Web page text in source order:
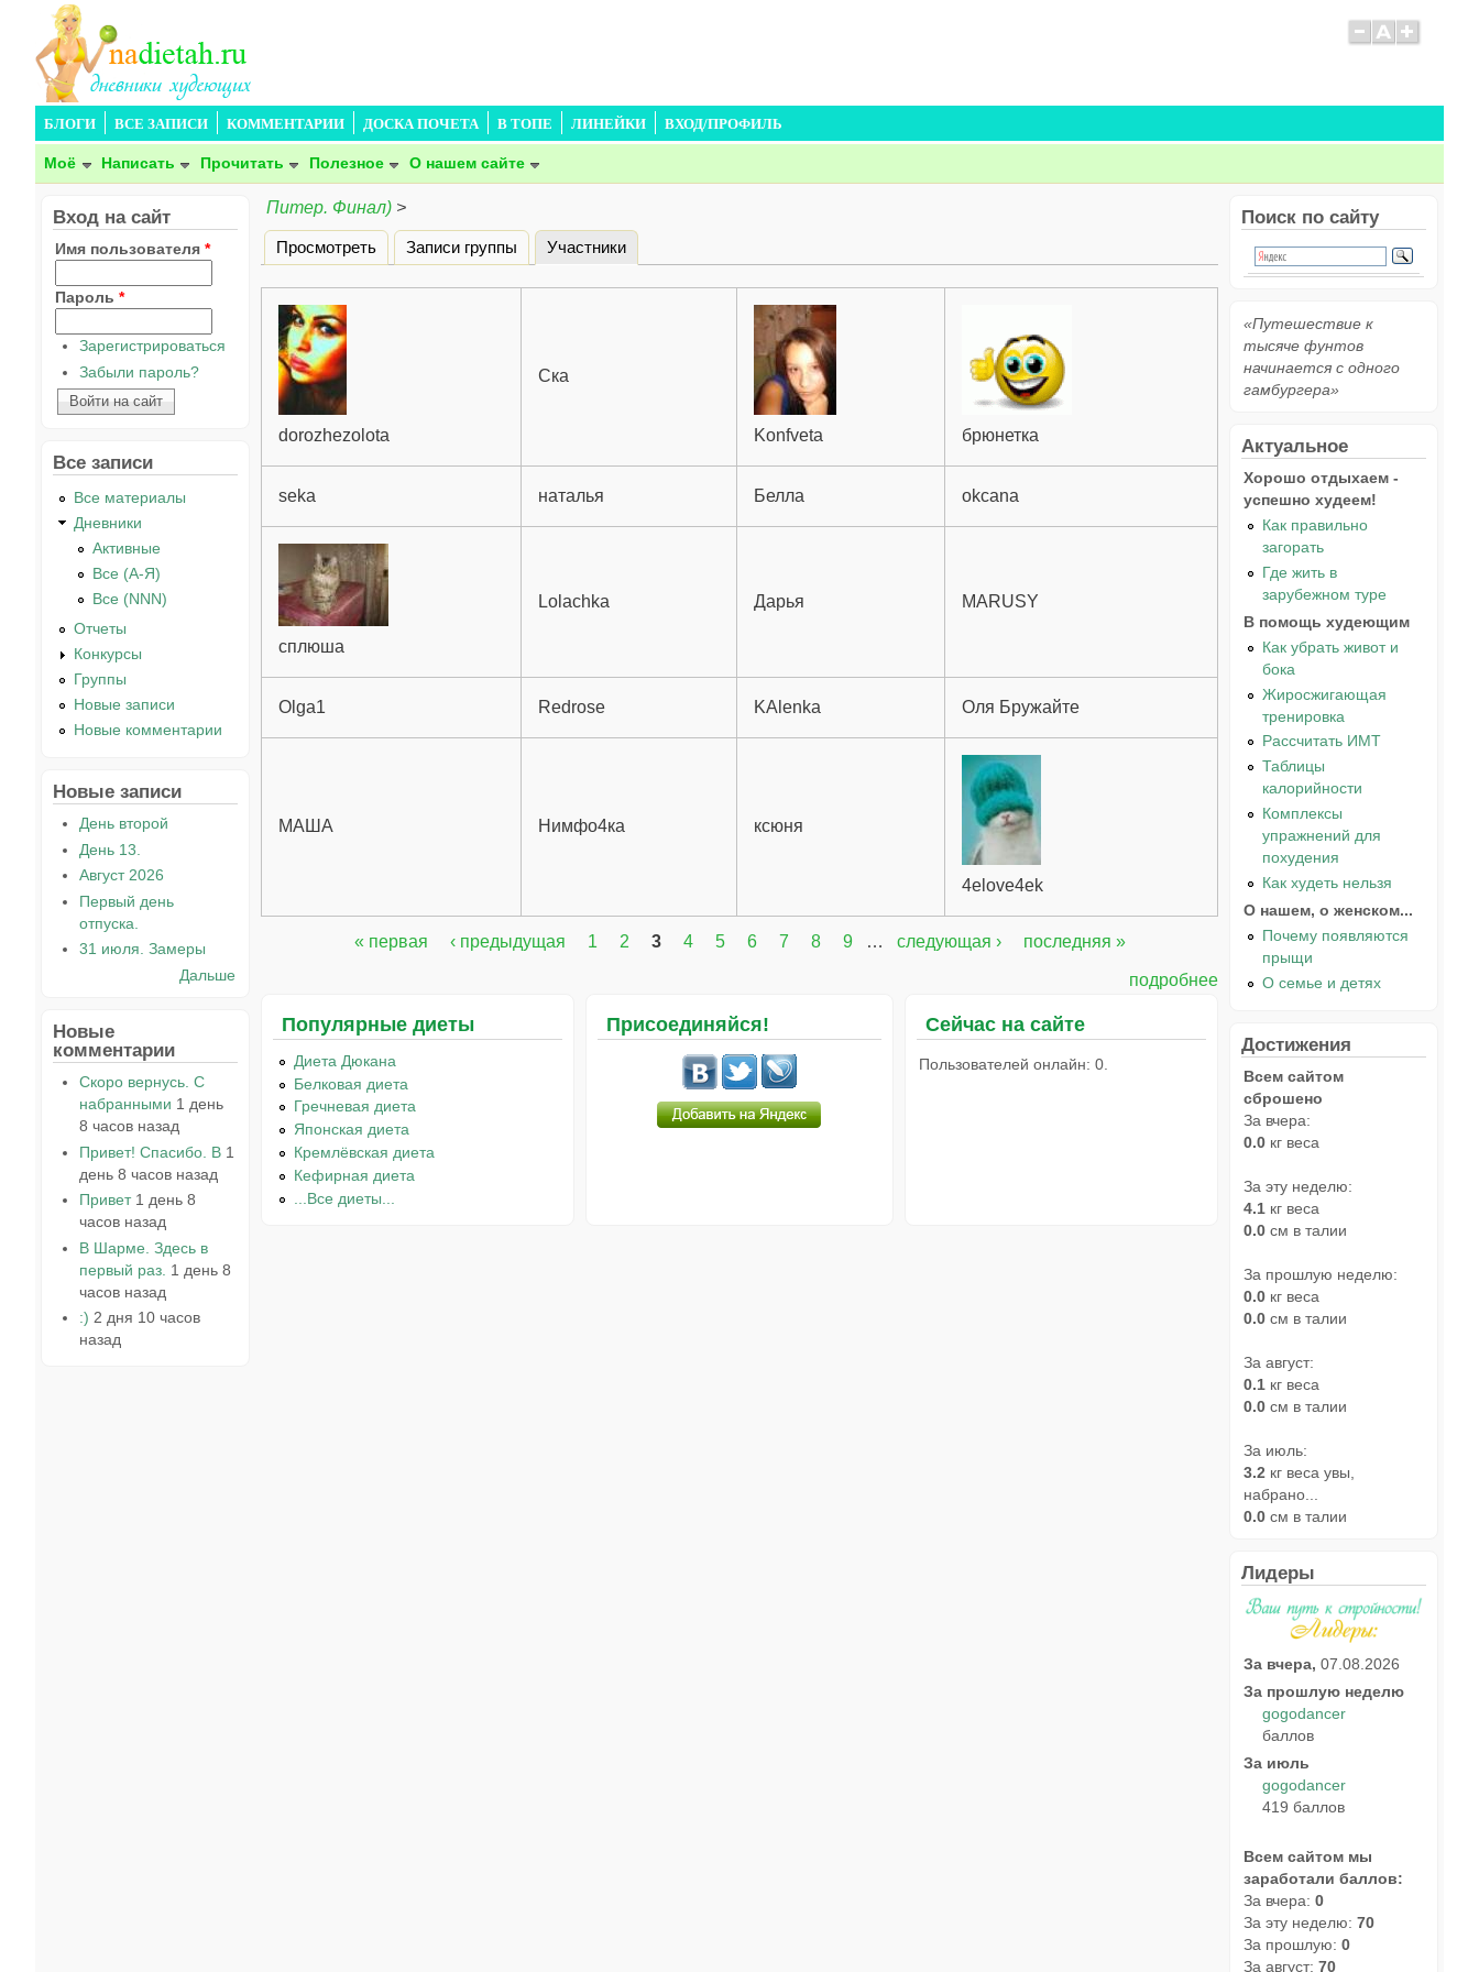
БЛОГИ ВСЕ ЗАПИСИ КОММЕНТАРИИ ДОСКА ПОЧЕТА В ТОПЕ ЛИНЕЙКИ ВХОД/ПРОФИЛЬ
Моё Написать Прочитать Полезное О нашем сайте
Питер. Финал) >
Главные вкладки
Просмотреть Записи группы Участники
dorozhezolota
Ска
Konfveta брюнетка
seka наталья Белла okcana
сплюша
Lolachka Дарья MARUSY
Olga1 Redrose KAlenka Оля Бружайте
МАША Нимфо4ка ксюня
4elove4ek
« первая ‹ предыдущая 1 2 3 4 5 6 7 8 9 … следующая › последняя »
подробнее
Популярные диеты
Диета Дюкана
Белковая диета
Гречневая диета
Японская диета
Кремлёвская диета
Кефирная диета
...Все диеты...
Присоединяйся! Сейчас на сайте
Пользователей онлайн: 0.
Вход на сайт
Имя пользователя *
Пароль *
Зарегистрироваться
Забыли пароль?
Все записи
Все материалы
Дневники
Активные
Все (А-Я)
Все (NNN)
Отчеты
Конкурсы
Группы
Новые записи
Новые комментарии
Новые записи
День второй
День 13.
Август 2026
Первый день
отпуска.
31 июля. Замеры
Дальше
Новые
комментарии
Скоро вернусь. С
набранными 1 день
8 часов назад
Привет! Спасибо. В 1
день 8 часов назад
Привет 1 день 8
часов назад
В Шарме. Здесь в
первый раз. 1 день 8
часов назад
:) 2 дня 10 часов
назад
Поиск по сайту
«Путешествие к
тысяче фунтов
начинается с одного
гамбургера»
Актуальное
Хорошо отдыхаем -
успешно худеем!
Как правильно
загорать
Где жить в
зарубежном туре
В помощь худеющим
Как убрать живот и
бока
Жиросжигающая
тренировка
Рассчитать ИМТ
Таблицы
калорийности
Комплексы
упражнений для
похудения
Как худеть нельзя
О нашем, о женском...
Почему появляются
прыщи
О семье и детях
Достижения
Всем сайтом
сброшено
За вчера:
0.0 кг веса
За эту неделю:
4.1 кг веса
0.0 см в талии
За прошлую неделю:
0.0 кг веса
0.0 см в талии
За август:
0.1 кг веса
0.0 см в талии
За июль:
3.2 кг веса увы,
набрано...
0.0 см в талии
Лидеры
За вчера, 07.08.2026
За прошлую неделю
gogodancer
баллов
За июль
gogodancer
419 баллов
Всем сайтом мы
заработали баллов:
За вчера: 0
За эту неделю: 70
За прошлую: 0
За август: 70